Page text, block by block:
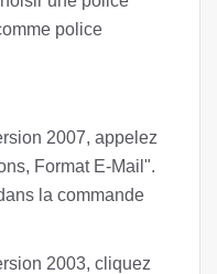
police
2007, appelez
Format E-Mail".
la commande
2003, cliquez